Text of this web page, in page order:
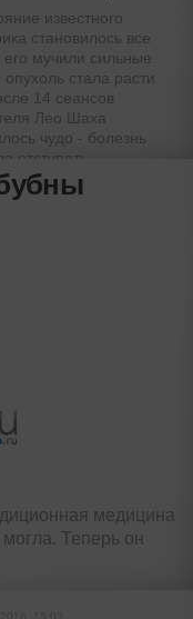
известного
становилось все
его мучили сильные
стала расти.
14 сеансов
Лео Шаха
чудо - болезнь
отступать
медицина
Теперь он